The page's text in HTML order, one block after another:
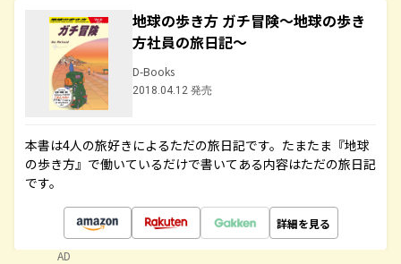
地球の歩き方 ガチ冒険～地球の歩き
方社員の旅日記～
D-Books
2018.04.12 発売
本書は4人の旅好きによるただの旅日記です。たまたま『地球
の歩き方』で働いているだけで書いてある内容はただの旅日記
です。
詳細を見る
AD